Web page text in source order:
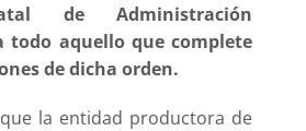
de Administración
todo aquello que complete
de dicha orden.
la entidad productora de